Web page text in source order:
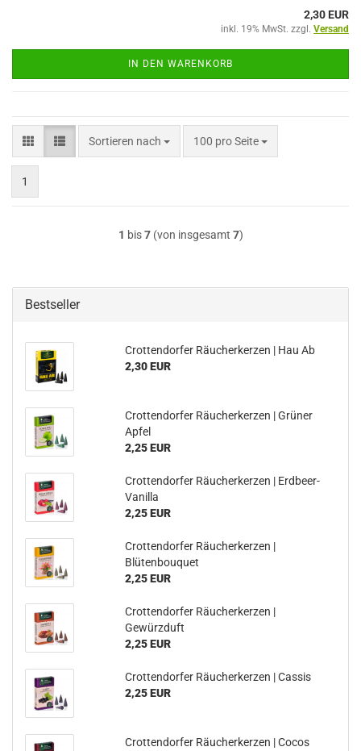
2,30 EUR
inkl. 19% MwSt. zzgl. Versand
IN DEN WARENKORB
Sortieren nach
Sortieren nach 100 pro Seite
pro Seite
1
1 bis7(von insgesamt 7)
Bestseller
Crottendorfer Räucherkerzen | Hau Ab
2,30 EUR
Crottendorfer Räucherkerzen | Grüner
Apfel
2,25 EUR
Crottendorfer Räucherkerzen | Erdbeer-
Vanilla
2,25 EUR
Crottendorfer Räucherkerzen |
Blütenbouquet
2,25 EUR
Crottendorfer Räucherkerzen |
Gewürzduft
2,25 EUR
Crottendorfer Räucherkerzen | Cassis
2,25 EUR
Crottendorfer Räucherkerzen | Cocos